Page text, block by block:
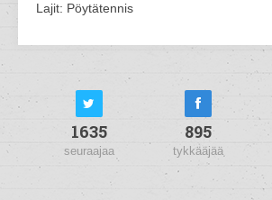
Lajit: Pöytätennis
1635
seuraajaa
895
tykkääjää